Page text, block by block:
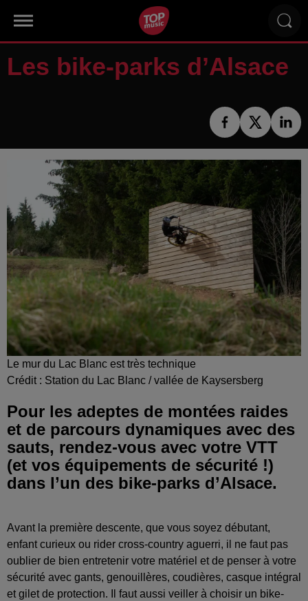
Les bike-parks d’Alsace
Le mur du Lac Blanc est très technique
Crédit : Station du Lac Blanc / vallée de Kaysersberg
Pour les adeptes de montées raides
et de parcours dynamiques avec des
sauts, rendez-vous avec votre VTT
(et vos équipements de sécurité !)
dans l’un des bike-parks d’Alsace.
Avant la première descente, que vous soyez débutant,
enfant curieux ou rider cross-country aguerri, il ne faut pas
oublier de bien entretenir votre matériel et de penser à votre
sécurité avec gants, genouillères, coudières, casque intégral
et gilet de protection. Il faut aussi veiller à choisir un bike-